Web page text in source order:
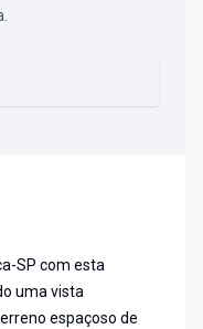
SP com esta
uma vista
espaçoso de